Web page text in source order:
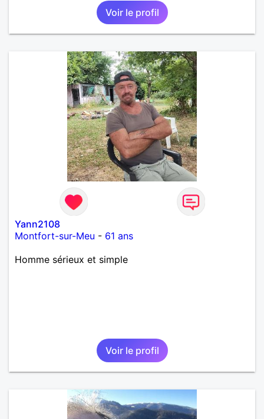
Voir le profil
Yann2108
Montfort-sur-Meu - 61 ans
Homme sérieux et simple
Voir le profil